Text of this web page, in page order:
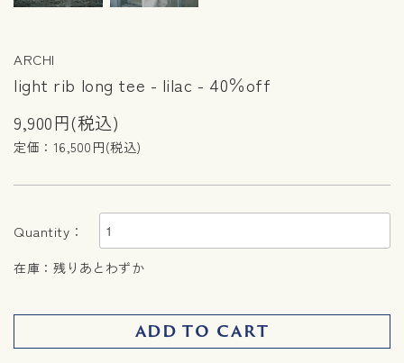
ARCHI
light rib long tee - lilac - 40％off
9,900円(税込)
定価：16,500円(税込)
Quantity：
在庫：残りあとわずか
ADD TO CART